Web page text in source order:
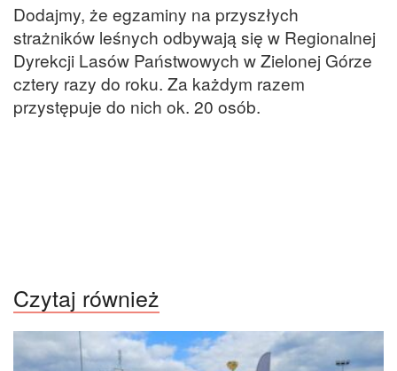
Dodajmy, że egzaminy na przyszłych
strażników leśnych odbywają się w Regionalnej
Dyrekcji Lasów Państwowych w Zielonej Górze
cztery razy do roku. Za każdym razem
przystępuje do nich ok. 20 osób.
Czytaj również